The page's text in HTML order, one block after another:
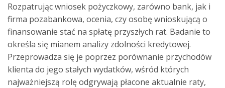
Rozpatrując wniosek pożyczkowy, zarówno bank, jak i
firma pozabankowa, ocenia, czy osobę wnioskującą o
finansowanie stać na spłatę przyszłych rat. Badanie to
określa się mianem analizy zdolności kredytowej.
Przeprowadza się je poprzez porównanie przychodów
klienta do jego stałych wydatków, wśród których
najważniejszą rolę odgrywają płacone aktualnie raty,